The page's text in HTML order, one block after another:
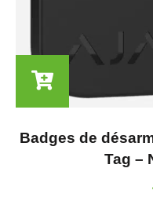
Badges de
Tag –